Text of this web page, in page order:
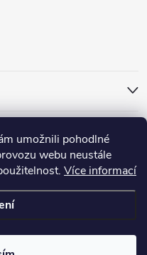
umožnili pohodlné
webu neustále
Více informací